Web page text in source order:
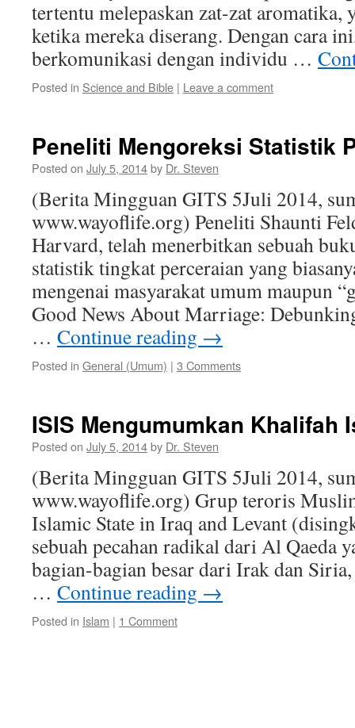
tertentu melepaskan zat-zat aromatika,
ketika mereka diserang. Dengan cara
berkomunikasi dengan individu …
Posted in Science and Bible | Leave a comment
Peneliti Mengoreksi Statistik
Posted on July 5, 2014by Dr. Steven
(Berita Mingguan GITS 5Juli 2014,
www.wayoflife.org) Peneliti Shaunti
Harvard, telah menerbitkan sebuah
statistik tingkat perceraian yang
mengenai masyarakat umum maupun
Good News About Marriage:
… Continue reading →
Posted in General (Umum) | 3 Comments
ISIS Mengumumkan Khalifah
Posted on July 5, 2014by Dr. Steven
(Berita Mingguan GITS 5Juli 2014,
www.wayoflife.org) Grup teroris
Islamic State in Iraq and Levant
sebuah pecahan radikal dari Al Qaeda
bagian-bagian besar dari Irak dan
… Continue reading →
Posted in Islam | 1 Comment